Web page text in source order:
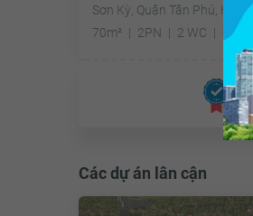
Sơn Kỳ, Quận Tân Phú, Hồ
70m²
2PN 2 WC Đông
Đã
Các dự án lân cận